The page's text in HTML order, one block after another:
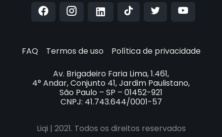
FAQ Termos de uso
Política de privacidade
Av. Brigadeiro Faria Lima, 1.461,
4° Andar, Conjunto 41, Jardim Paulistano,
São Paulo – SP – 01452-921
CNPJ: 41.743.644/0001-57
Liqi | 2021. Todos os direitos reservados